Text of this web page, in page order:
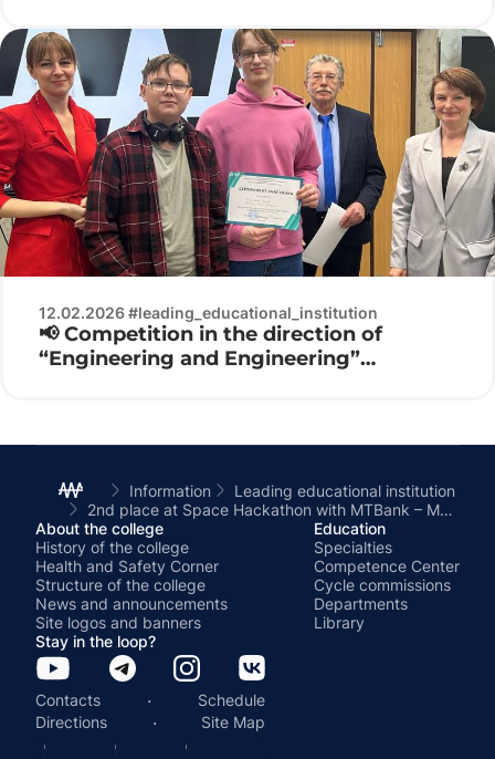
12.02.2026 #leading_educational_institution
📢 Competition in the direction of
“Engineering and Engineering”
Information
Leading educational institution
2nd place at Space Hackathon with MTBank – MRK students!
About the college
History of the college
Health and Safety Corner
Structure of the college
News and announcements
Site logos and banners
Education
Specialties
Competence Center
Cycle commissions
Departments
Library
Stay in the loop?
Contacts ·
Schedule
Directions
· Site Map